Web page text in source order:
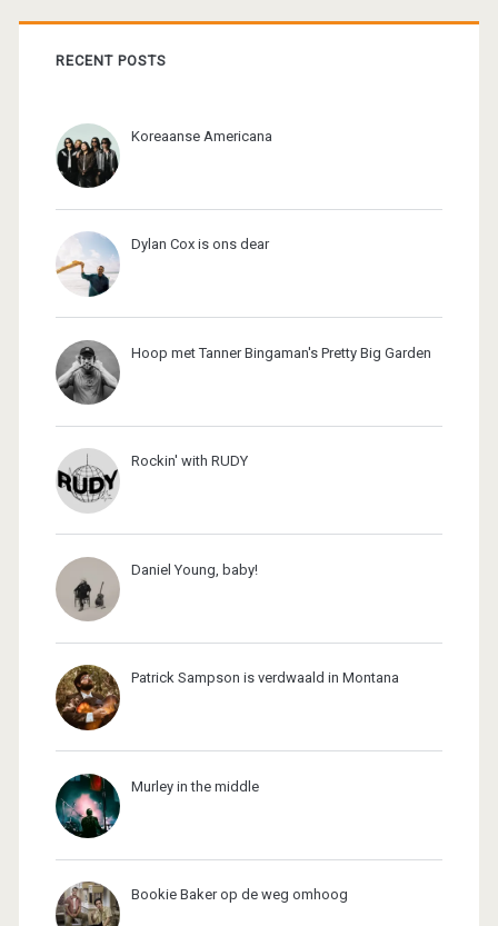
RECENT POSTS
Koreaanse Americana
Dylan Cox is ons dear
Hoop met Tanner Bingaman's Pretty Big Garden
Rockin' with RUDY
Daniel Young, baby!
Patrick Sampson is verdwaald in Montana
Murley in the middle
Bookie Baker op de weg omhoog